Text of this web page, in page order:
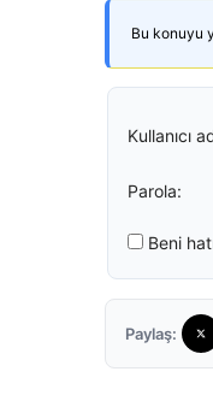
Bu konuyu
Kullanıcı
Parola:
Beni
Paylaş: